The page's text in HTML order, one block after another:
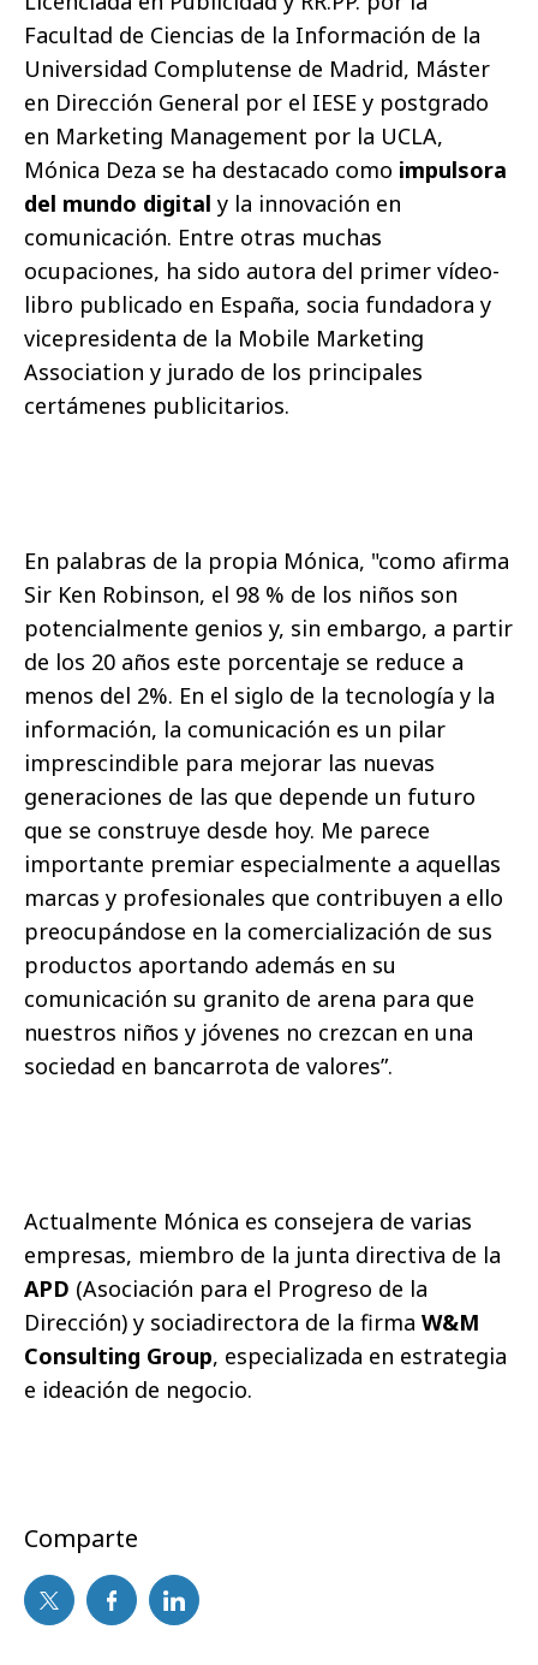
Facultad de Ciencias de la Información de la
Universidad Complutense de Madrid, Máster
en Dirección General por el IESE y postgrado
en Marketing Management por la UCLA,
Mónica Deza se ha destacado como impulsora
del mundo digital y la innovación en
comunicación. Entre otras muchas
ocupaciones, ha sido autora del primer vídeo-
libro publicado en España, socia fundadora y
vicepresidenta de la Mobile Marketing
Association y jurado de los principales
certámenes publicitarios.
En palabras de la propia Mónica, "como afirma
Sir Ken Robinson, el 98 % de los niños son
potencialmente genios y, sin embargo, a partir
de los 20 años este porcentaje se reduce a
menos del 2%. En el siglo de la tecnología y la
información, la comunicación es un pilar
imprescindible para mejorar las nuevas
generaciones de las que depende un futuro
que se construye desde hoy. Me parece
importante premiar especialmente a aquellas
marcas y profesionales que contribuyen a ello
preocupándose en la comercialización de sus
productos aportando además en su
comunicación su granito de arena para que
nuestros niños y jóvenes no crezcan en una
sociedad en bancarrota de valores”.
Actualmente Mónica es consejera de varias
empresas, miembro de la junta directiva de la
APD (Asociación para el Progreso de la
Dirección) y sociadirectora de la firma W&M
Consulting Group, especializada en estrategia
e ideación de negocio.
Comparte